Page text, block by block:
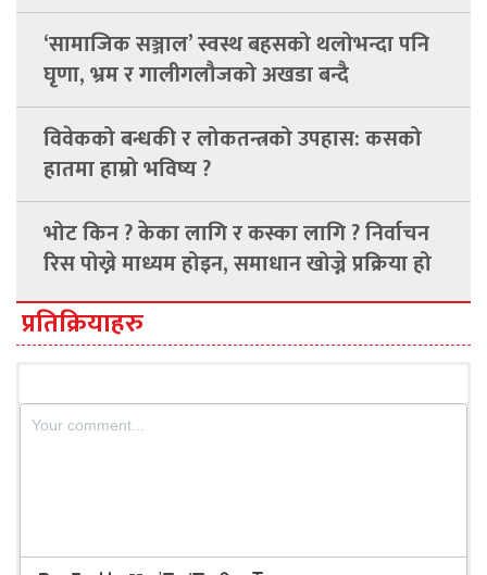
‘सामाजिक सञ्जाल’ स्वस्थ बहसको थलोभन्दा पनि
घृणा, भ्रम र गालीगलौजको अखडा बन्दै
विवेकको बन्धकी र लोकतन्त्रको उपहास: कसको
हातमा हाम्रो भविष्य ?
भोट किन ? केका लागि र कस्का लागि ? निर्वाचन
रिस पोख्ने माध्यम होइन, समाधान खोज्ने प्रक्रिया हो
प्रतिक्रियाहरु